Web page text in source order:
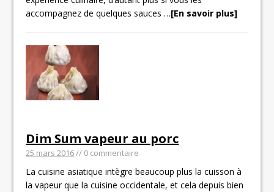
accompagnez de quelques sauces…[En savoir plus]
Dim Sum vapeur au porc
25 mars 2016// 0 commentaire
La cuisine asiatique intègre beaucoup plus la cuisson à
la vapeur que la cuisine occidentale, et cela depuis bien